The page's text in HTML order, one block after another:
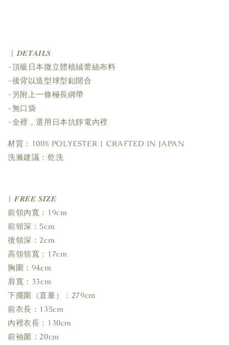
| 𝑫𝑬𝑻𝑨𝑰𝑳𝑺
-頂級日本微立體植絨蕾絲布料
-後背以造型球型釦開合
-另附上一條極長綁帶
-無口袋
-全裡，選用日本抗靜電內裡
材質：100% POLYESTER | CRAFTED IN JAPAN
洗滌建議：乾洗
| 𝑭𝑹𝑬𝑬 𝑺𝑰𝒁𝑬
前領內寬：19cm
前領深：5cm
後領深：2cm
高領領寬：17cm
胸圍：94cm
肩寬：33cm
下擺圍（直量）：279cm
前衣長：135cm
內裡衣長：130cm
前袖圍：20cm